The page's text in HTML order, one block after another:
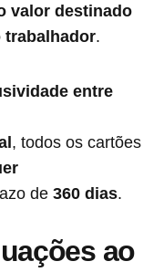
valor destinado
trabalhador.
entre
, todos os cartões
de 360 dias.
ao